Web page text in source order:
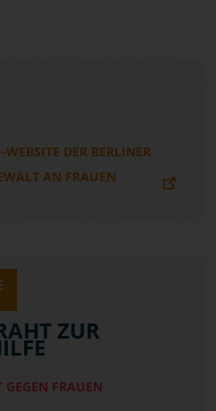
DER BERLINER
AN FRAUEN
ZUR
GEGEN FRAUEN